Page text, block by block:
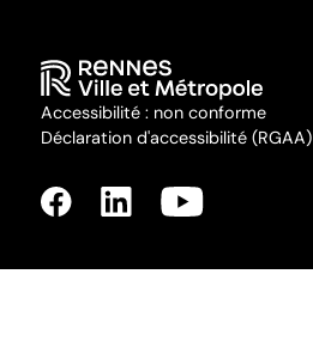
Accessibilité : non conforme
Déclaration d'accessibilité (RGAA)